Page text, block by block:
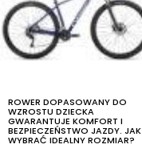
ROWER DOPASOWANY DO
WZROSTU DZIECKA
GWARANTUJE KOMFORT I
BEZPIECZEŃSTWO JAZDY. JAK
WYBRAĆ IDEALNY ROZMIAR?